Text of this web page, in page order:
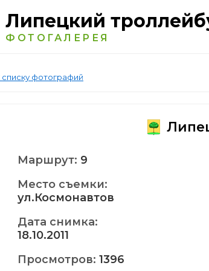
Липецкий
ФОТОГАЛЕРЕЯ
списку фотографий
Маршрут: 9
Место съемки:
ул.Космонавтов
Дата снимка:
18.10.2011
Просмотров: 1396